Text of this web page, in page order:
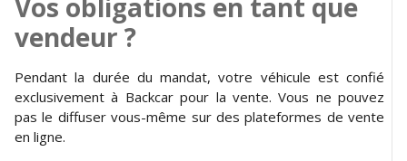
Vos obligations en tant que
vendeur ?
Pendant la durée du mandat, votre véhicule est confié
exclusivement à Backcar pour la vente. Vous ne pouvez
pas le diffuser vous-même sur des plateformes de vente
en ligne.